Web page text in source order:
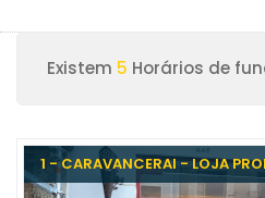
Existem 5 Horários de
1 - CARAVANCERAI - LOJA